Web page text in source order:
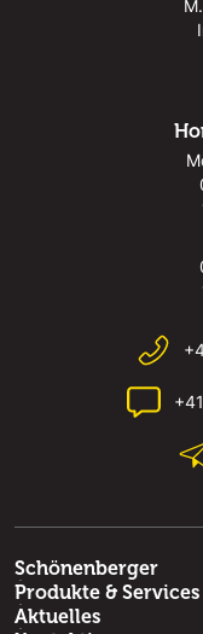
Schönenberger
Produkte & Services
Aktuelles